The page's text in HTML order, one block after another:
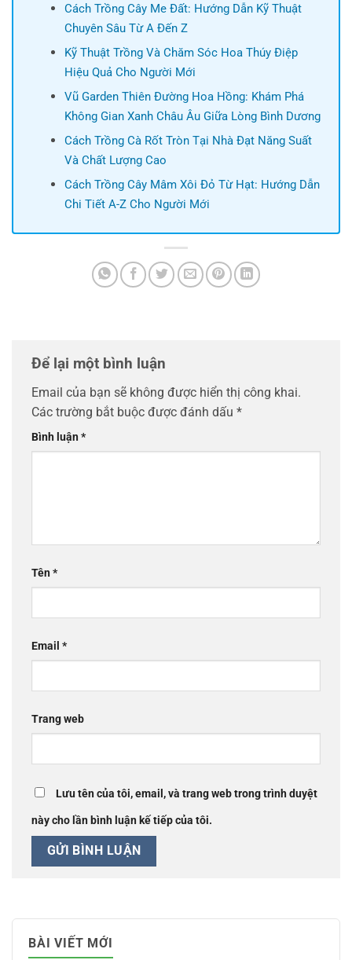
Cách Trồng Cây Me Đất: Hướng Dẫn Kỹ Thuật
Chuyên Sâu Từ A Đến Z
Kỹ Thuật Trồng Và Chăm Sóc Hoa Thúy Điệp
Hiệu Quả Cho Người Mới
Vũ Garden Thiên Đường Hoa Hồng: Khám Phá
Không Gian Xanh Châu Âu Giữa Lòng Bình Dương
Cách Trồng Cà Rốt Tròn Tại Nhà Đạt Năng Suất
Và Chất Lượng Cao
Cách Trồng Cây Mâm Xôi Đỏ Từ Hạt: Hướng Dẫn
Chi Tiết A-Z Cho Người Mới
Để lại một bình luận
Email của bạn sẽ không được hiển thị công khai.
Các trường bắt buộc được đánh dấu *
Bình luận*
Tên*
Email *
Trang web
Lưu tên của tôi, email, và trang web trong trình duyệt
này cho lần bình luận kế tiếp của tôi.
BÀI VIẾT MỚI